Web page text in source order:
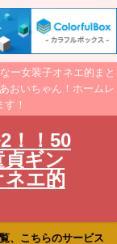
ー女装子オネエ的まと
おいちゃん！ホームレ
！
！！50
ギン
ネエ的
、こちらのサービス